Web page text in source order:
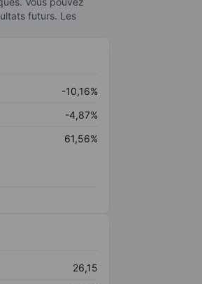
futurs. Les
-10,16%
-4,87%
61,56%
26,15